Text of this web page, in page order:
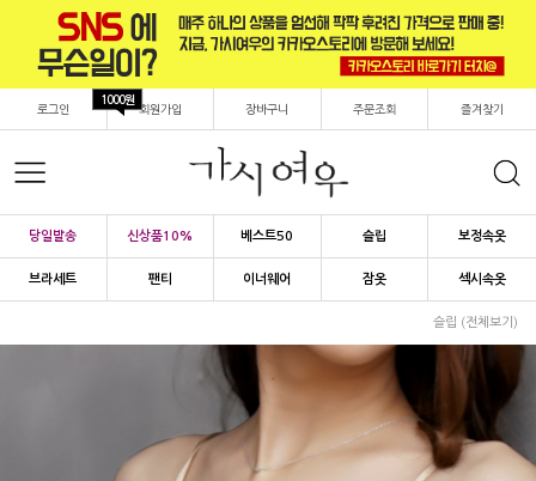
로그인 회원가입
1000원
장바구니 주문조회 즐겨찾기
당일발송 신상품10% 베스트50 슬립 보정속옷
브라세트 팬티 이너웨어 잠옷 섹시속옷
슬립 (전체보기)